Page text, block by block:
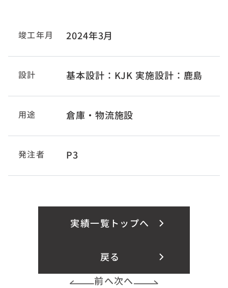
竣工年月 2024年3月
設計 基本設計：KJK 実施設計：鹿島
用途 倉庫・物流施設
発注者 P3
実績一覧トップへ
戻る
前へ次へ